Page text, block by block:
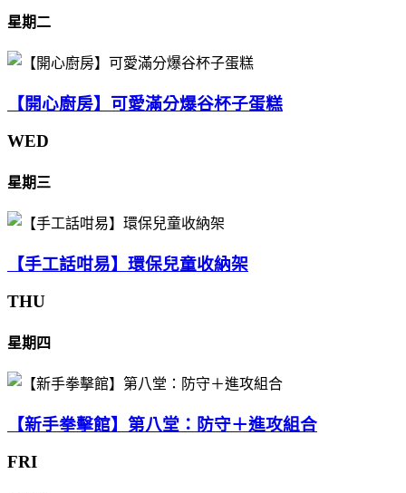
星期二
【開心廚房】可愛滿分爆谷杯子蛋糕
WED
星期三
【手工話咁易】環保兒童收納架
THU
星期四
【新手拳擊館】第八堂：防守＋進攻組合
FRI